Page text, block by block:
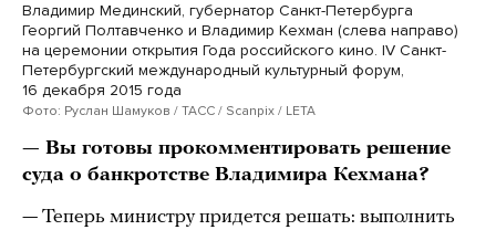
Владимир Мединский, губернатор Санкт-Петербурга
Георгий Полтавченко и Владимир Кехман (слева направо)
на церемонии открытия Года российского кино. IV Санкт-
Петербургский международный культурный форум,
16 декабря 2015 года
Фото: Руслан Шамуков / ТАСС / Scanpix / LETA
— Вы готовы прокомментировать решение
суда о банкротстве Владимира Кехмана?
— Теперь министру придется решать: выполнить